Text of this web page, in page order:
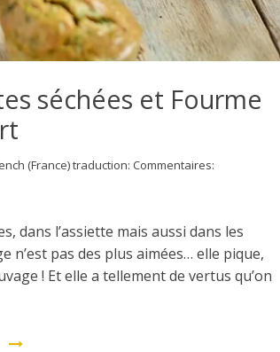
séchées et Fourme
(France) traduction: Commentaires:
dans l’assiette mais aussi dans les
n’est pas des plus aimées… elle pique,
! Et elle a tellement de vertus qu’on